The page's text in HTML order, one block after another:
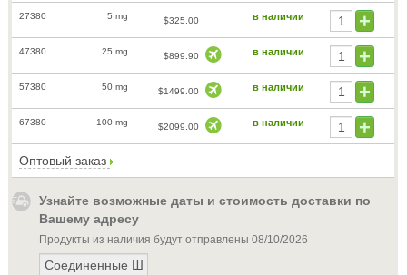
27380 5 mg $325.00 в наличии
47380 25 mg $899.90 в наличии
57380 50 mg $1499.00 в наличии
67380 100 mg $2099.00 в наличии
Оптовый заказ
Узнайте возможные даты и стоимость доставки по
Вашему адресу
Продукты из наличия будут отправлены 08/10/2026